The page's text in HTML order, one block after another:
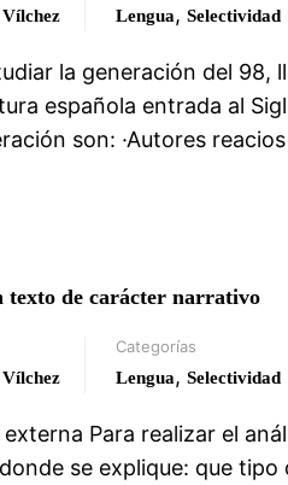
Lengua, Selectividad
la generación del 98,
española entrada al
son: ·Autores
texto de carácter narrativo
Categorías
Lengua, Selectividad
Para realizar el
se explique: que